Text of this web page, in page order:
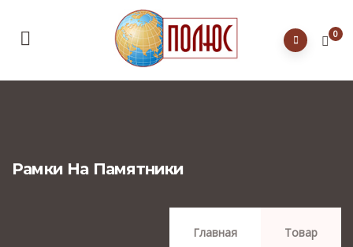
0
Главная Товар
Рамки На Памятники